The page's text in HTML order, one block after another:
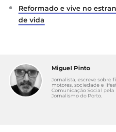
Reformado e vive no
de vida
Miguel Pinto
Jornalista, escreve sobre
motores, sociedade e
Comunicação Social pela
Jornalismo do Porto.